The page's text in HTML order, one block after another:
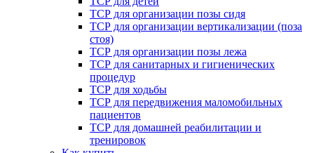
ТСР для организации позы сидя
ТСР для организации вертикализации (поза
стоя)
ТСР для организации позы лежа
ТСР для санитарных и гигиенических
процедур
ТСР для ходьбы
ТСР для передвижения маломобильных
пациентов
ТСР для домашней реабилитации и
тренировок